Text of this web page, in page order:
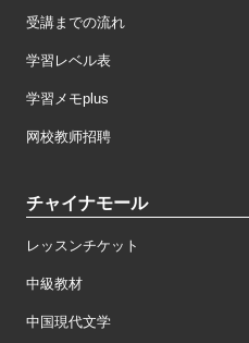
受講までの流れ
学習レベル表
学習メモplus
网校教师招聘
チャイナモール
レッスンチケット
中級教材
中国現代文学